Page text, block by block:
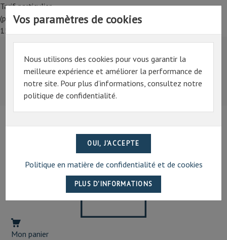
Tarif particulier,
(professionnel, connectez-vous pour bénéficier de la remise de
15%)
Tarif particulier,
(professionnel, connectez-vous pour bénéficier de la
remise de 15%)
07 69 94 13 47
Mon panier
Vos paramètres de cookies
Nous utilisons des cookies pour vous garantir la
meilleure expérience et améliorer la performance de
notre site. Pour plus d’informations, consultez notre
politique de confidentialité.
Politique en matière de confidentialité et de cookies